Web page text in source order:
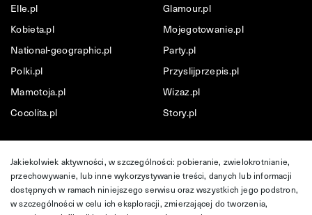
Elle.pl
Glamour.pl
Kobieta.pl
Mojegotowanie.pl
National-geographic.pl
Party.pl
Polki.pl
Przyslijprzepis.pl
Mamotoja.pl
Wizaz.pl
Cocolita.pl
Story.pl
Jakiekolwiek aktywności, w szczególności: pobieranie, zwielokrotnianie,
przechowywanie, lub inne wykorzystywanie treści, danych lub informacji
dostępnych w ramach niniejszego serwisu oraz wszystkich jego podstron,
w szczególności w celu ich eksploracji, zmierzającej do tworzenia,